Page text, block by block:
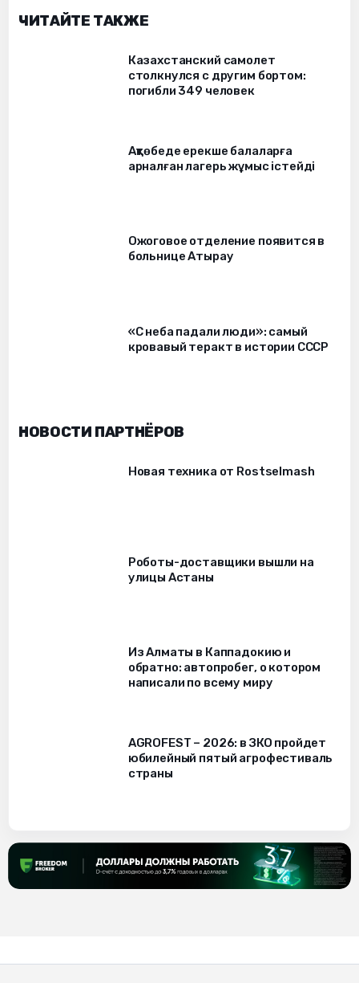
ЧИТАЙТЕ ТАКЖЕ
Казахстанский самолет
столкнулся с другим бортом:
погибли 349 человек
Ақтөбеде ерекше балаларға
арналған лагерь жұмыс істейді
Ожоговое отделение появится в
больнице Атырау
«С неба падали люди»: самый
кровавый теракт в истории СССР
НОВОСТИ ПАРТНЁРОВ
Новая техника от Rostselmash
Роботы-доставщики вышли на
улицы Астаны
Из Алматы в Каппадокию и
обратно: автопробег, о котором
написали по всему миру
AGROFEST – 2026: в ЗКО пройдет
юбилейный пятый агрофестиваль
страны